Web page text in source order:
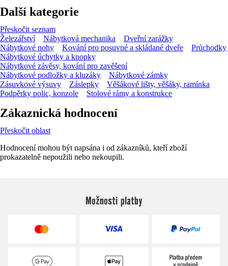
Další kategorie
Přeskočit seznam
Železářství
Nábytková mechanika
Dveřní zarážky
Nábytkové nohy
Kování pro posuvné a skládané dveře
Průchodky
Nábytkové úchytky a knopky
Nábytkové závěsy, kování pro zavěšení
Nábytkové podložky a kluzáky
Nábytkové zámky
Zásuvkové výsuvy
Záslepky
Věšákové lišty, věšáky, ramínka
Podpěrky polic, konzole
Stolové rámy a konstrukce
Zákaznická hodnocení
Přeskočit oblast
Hodnocení mohou být napsána i od zákazníků, kteří zboží
prokazatelně nepoužili nebo nekoupili.
Možnosti platby